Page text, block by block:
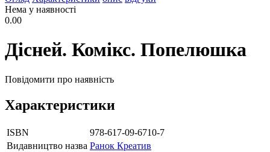
Нема у наявності
0.00
Дісней. Комікс. Попелюшка
Повідомити про наявність
Характеристики
ISBN
978-617-09-6710-7
Видавництво назва Ранок Креатив